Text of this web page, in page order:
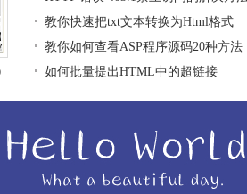
教你快速把txt文本转换为Html格式
教你如何查看ASP程序源码20种方法
如何批量提出HTML中的超链接